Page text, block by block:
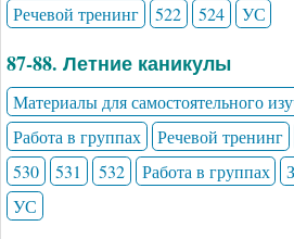
Речевой тренинг
522 524 УС
87-88. Летние каникулы
Материалы для самостоятельного
Работа в группах
Речевой тренинг
530
531 532 Работа в группах
УС